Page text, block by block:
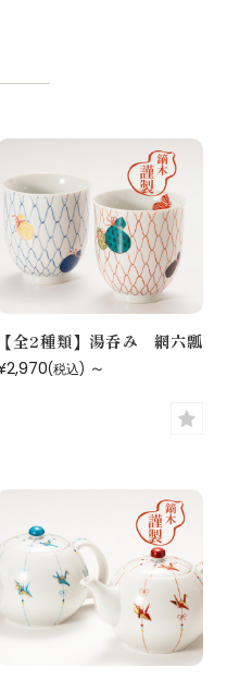
【全2種類】湯呑み 網六瓢
(税込) ～